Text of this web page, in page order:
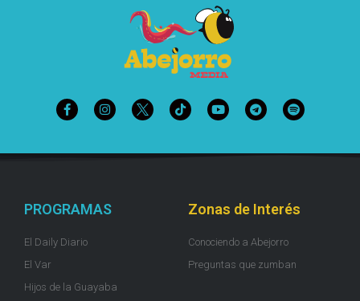
PROGRAMAS
El Daily Diario
El Var
Hijos de la Guayaba
Zonas de Interés
Conociendo a Abejorro
Preguntas que zumban